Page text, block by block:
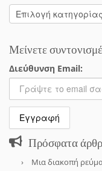
Κατηγορίες
Μείνετε
Διεύθυνση Email:
Πρόσφατα
Μια διακοπή